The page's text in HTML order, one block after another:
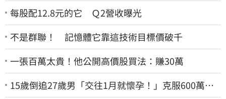
每股配12.8元的它 Ｑ2營收曝光
不是群聯！ 記憶體它靠這技術目標價破千
一張百萬太貴！他公開高價股買法：賺30萬
15歲倒追27歲男「交往1月就懷孕！」克服600萬債
務 36歲美魔女當阿嬤了